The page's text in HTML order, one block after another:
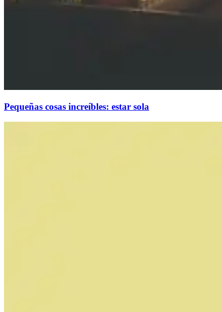
Pequeñas cosas increíbles: estar sola